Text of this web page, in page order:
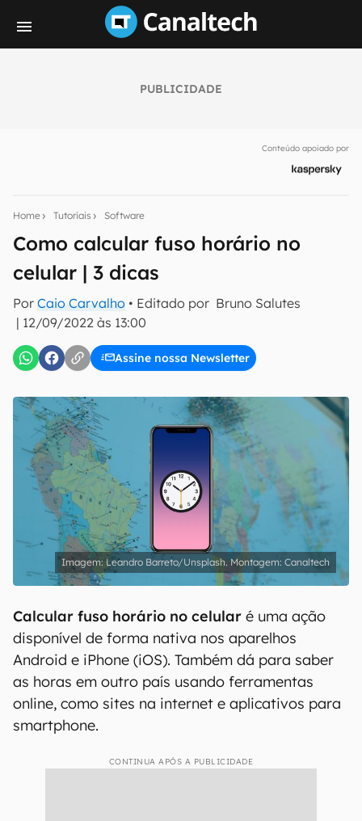
PUBLICIDADE
Conteúdo apoiado por
Home Tutoriais Software
Como calcular fuso horário no
celular | 3 dicas
Por Caio Carvalho • Editado por Bruno Salutes
| 12/09/2022 às 13:00
Assine nossa Newsletter
notícias e reviews sobre tecnologia em primeira
inscreva-se
Confirmo que li, aceito e concordo com os
Leandro Barreto/Unsplash. Montagem: Canaltech
Calcular fuso horário no celular é uma ação
disponível de forma nativa nos aparelhos
Android e iPhone (iOS). Também dá para saber
as horas em outro país usando ferramentas
online, como sites na internet e aplicativos para
smartphone.
CONTINUA APÓS A PUBLICIDADE